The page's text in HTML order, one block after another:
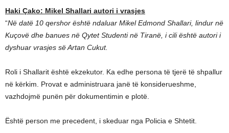
Haki Çako: Mikel Shallari autori i vrasjes
“Në datë 10 qershor është ndaluar Mikel Edmond Shallari, lindur në
Kuçovë dhe banues në Qytet Studenti në Tiranë, i cili është autori i
dyshuar vrasjes së Artan Cukut.
Roli i Shallarit është ekzekutor. Ka edhe persona të tjerë të shpallur
në kërkim. Provat e administruara janë të konsiderueshme,
vazhdojmë punën për dokumentimin e plotë.
Është person me precedent, i skeduar nga Policia e Shtetit.